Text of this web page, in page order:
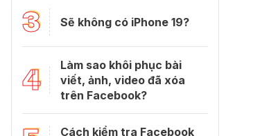
3 Sẽ không có iPhone 19?
4
Làm sao khôi phục bài
viết, ảnh, video đã xóa
trên Facebook?
Cách kiểm tra Facebook